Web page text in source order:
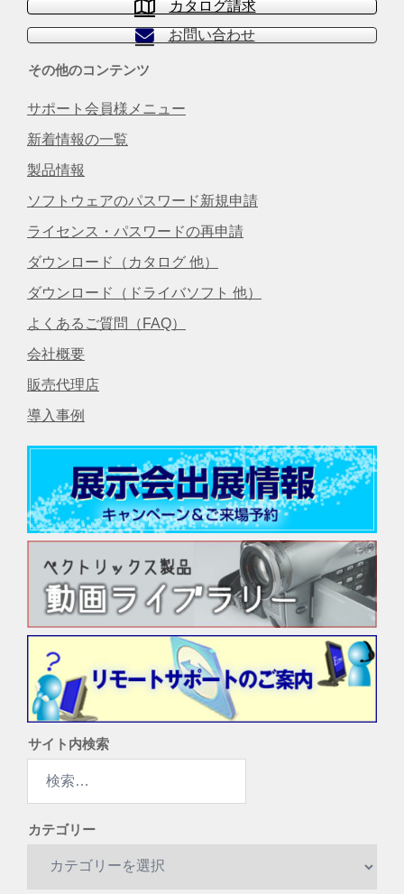
カタログ請求
お問い合わせ
その他のコンテンツ
サポート会員様メニュー
新着情報の一覧
製品情報
ソフトウェアのパスワード新規申請
ライセンス・パスワードの再申請
ダウンロード（カタログ 他）
ダウンロード（ドライバソフト 他）
よくあるご質問（FAQ）
会社概要
販売代理店
導入事例
サイト内検索
カテゴリー